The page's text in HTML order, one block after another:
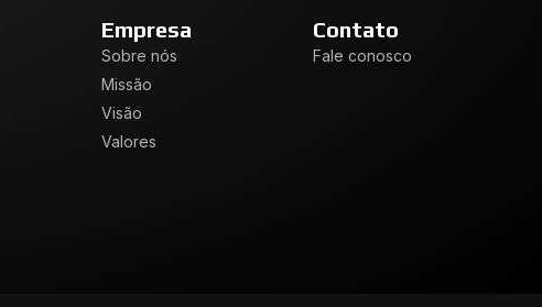
Empresa
Sobre nós
Missão
Visão
Valores
Contato
Fale conosco